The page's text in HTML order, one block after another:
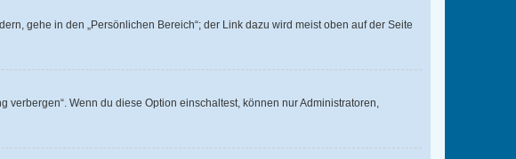
gehe in den „Persönlichen Bereich“; der Link dazu wird meist oben auf der Seite
Wenn du diese Option einschaltest, können nur Administratoren,